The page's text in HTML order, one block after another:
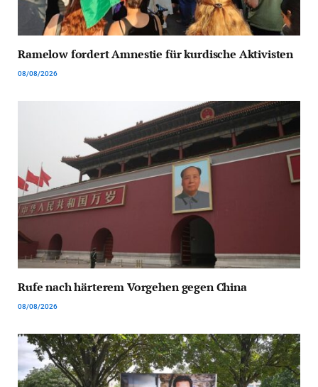
Ramelow fordert Amnestie für kurdische Aktivisten
08/08/2026
Rufe nach härterem Vorgehen gegen China
08/08/2026